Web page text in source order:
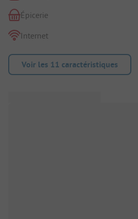
Épicerie
Internet
Voir les 11 caractéristiques